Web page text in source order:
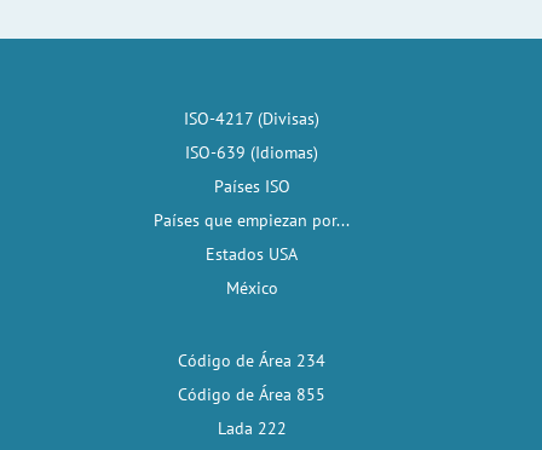
ISO-4217 (Divisas)
ISO-639 (Idiomas)
Países ISO
Países que empiezan por...
Estados USA
México
Código de Área 234
Código de Área 855
Lada 222